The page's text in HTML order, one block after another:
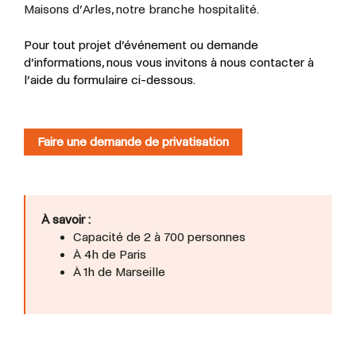
Maisons d’Arles, notre branche hospitalité.
Pour tout projet d’événement ou demande
d’informations, nous vous invitons à nous contacter à
l’aide du formulaire ci-dessous.
Faire une demande de privatisation
À savoir :
Capacité de 2 à 700 personnes
À 4h de Paris
À 1h de Marseille